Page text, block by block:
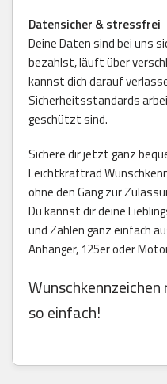
Datensicher & stressfrei
Deine Daten sind bei uns
bezahlst, läuft über
kannst dich darauf
Sicherheitsstandards
geschützt sind.
Sichere dir jetzt ganz
Leichtkraftrad
ohne den Gang zur
Du kannst dir deine
und Zahlen ganz einfach
Anhänger, 125er oder
so einfach!